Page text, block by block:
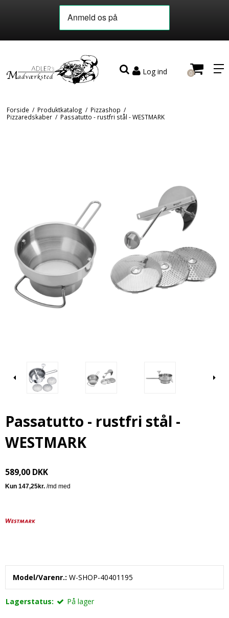
Log ind 0
Forside / Produktkatalog / Pizzashop /
Pizzaredskaber / Passatutto - rustfri stål - WESTMARK
Passatutto - rustfri stål -
WESTMARK
589,00 DKK
Model/Varenr.: W-SHOP-40401195
Lagerstatus: På lager